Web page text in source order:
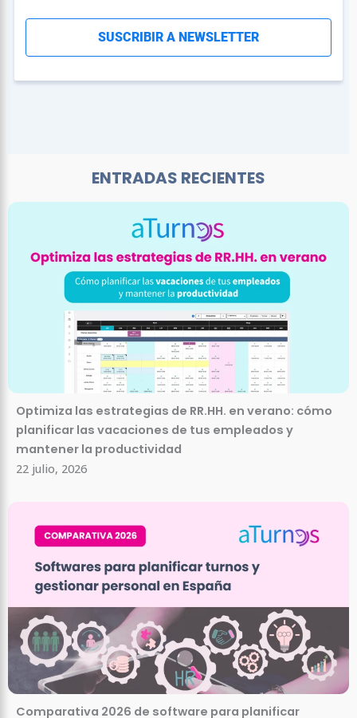
ENTRADAS RECIENTES
Optimiza las estrategias de RR.HH. en verano: cómo
planificar las vacaciones de tus empleados y
mantener la productividad
22 julio, 2026
Comparativa 2026 de software para planificar